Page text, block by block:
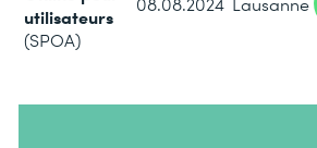
utilisateurs
(SPOA)